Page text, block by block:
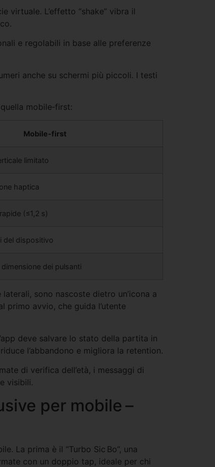
virtuale. L’effetto “shake” vibra il
e regolabili in base alle preferenze
anche su schermi più piccoli. I testi
mobile‑first:
Mobile‑first
limitato
haptica
(≤1,2 s)
del dispositivo
dei pulsanti
sono nascoste dietro un’icona a
primo avvio, che guida l’utente
deve salvare lo stato della partita in
l’abbandono e migliora la retention.
di verifica dell’età, i messaggi di
visibili.
per mobile –
La prima è il “Turbo Sic Bo”, una
con un doppio tap, ideale per chi